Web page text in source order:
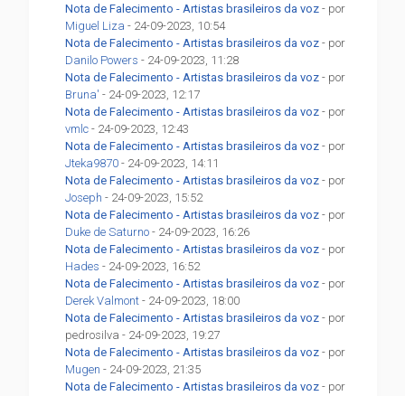
Nota de Falecimento - Artistas brasileiros da voz - por
Miguel Liza - 24-09-2023, 10:54
Nota de Falecimento - Artistas brasileiros da voz - por
Danilo Powers - 24-09-2023, 11:28
Nota de Falecimento - Artistas brasileiros da voz - por
Bruna' - 24-09-2023, 12:17
Nota de Falecimento - Artistas brasileiros da voz - por
vmlc - 24-09-2023, 12:43
Nota de Falecimento - Artistas brasileiros da voz - por
Jteka9870 - 24-09-2023, 14:11
Nota de Falecimento - Artistas brasileiros da voz - por
Joseph - 24-09-2023, 15:52
Nota de Falecimento - Artistas brasileiros da voz - por
Duke de Saturno - 24-09-2023, 16:26
Nota de Falecimento - Artistas brasileiros da voz - por
Hades - 24-09-2023, 16:52
Nota de Falecimento - Artistas brasileiros da voz - por
Derek Valmont - 24-09-2023, 18:00
Nota de Falecimento - Artistas brasileiros da voz - por
pedrosilva - 24-09-2023, 19:27
Nota de Falecimento - Artistas brasileiros da voz - por
Mugen - 24-09-2023, 21:35
Nota de Falecimento - Artistas brasileiros da voz - por